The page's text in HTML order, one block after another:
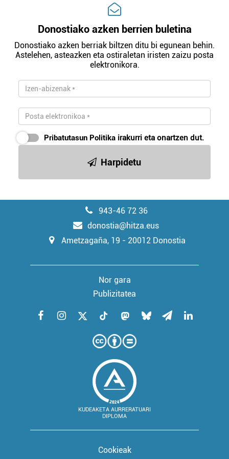
Donostiako azken berrien buletina
Donostiako azken berriak biltzen ditu bi egunean behin.
Astelehen, asteazken eta ostiraletan iristen zaizu posta
elektronikora.
Pribatutasun Politika irakurri eta onartzen dut.
Harpidetu
943-46 72 36
donostia@hitza.eus
Ametzagaña, 19 - 20012 Donostia
Nor gara
Publizitatea
KUDEAKETA AURRERATUARI
DIPLOMA
Cookieak